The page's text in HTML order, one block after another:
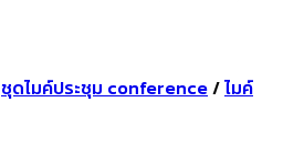
ชุดไมค์ประชุม conference/ไมค์